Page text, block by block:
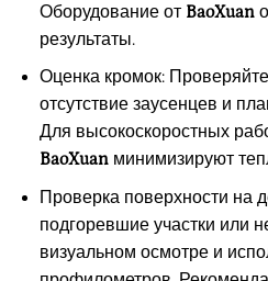
Оборудование от BaoXuan
результаты.
Оценка кромок: Проверяйте
отсутствие заусенцев и
Для высокоскоростных
BaoXuanминимизируют
Проверка поверхности на
подгоревшие участки или
визуальном осмотре и